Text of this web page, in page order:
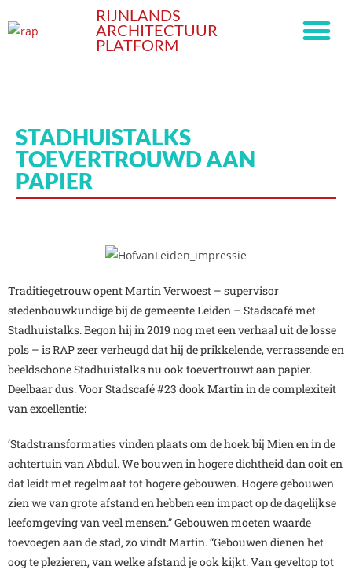
RIJNLANDS
ARCHITECTUUR
PLATFORM
STADHUISTALKS
TOEVERTROUWD AAN
PAPIER
Traditiegetrouw opent Martin Verwoest – supervisor
stedenbouwkundige bij de gemeente Leiden – Stadscafé met
Stadhuistalks. Begon hij in 2019 nog met een verhaal uit de losse
pols – is RAP zeer verheugd dat hij de prikkelende, verrassende en
beeldschone Stadhuistalks nu ook toevertrouwt aan papier.
Deelbaar dus. Voor Stadscafé #23 dook Martin in de complexiteit
van excellentie:
‘Stadstransformaties vinden plaats om de hoek bij Mien en in de
achtertuin van Abdul. We bouwen in hogere dichtheid dan ooit en
dat leidt met regelmaat tot hogere gebouwen. Hogere gebouwen
zien we van grote afstand en hebben een impact op de dagelijkse
leefomgeving van veel mensen.” Gebouwen moeten waarde
toevoegen aan de stad, zo vindt Martin. “Gebouwen dienen het
oog te plezieren, van welke afstand je ook kijkt. Van geveltop tot